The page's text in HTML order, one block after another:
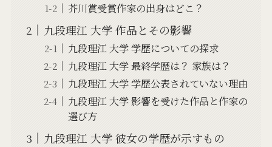
芥川賞受賞作家の出身はどこ？
九段理江 大学 作品とその影響
九段理江 大学 学歴についての探求
九段理江 大学 最終学歴は？ 家族は？
九段理江 大学 学歴公表されていない理由
九段理江 大学 影響を受けた作品と作家の
選び方
九段理江 大学 彼女の学歴が示すもの